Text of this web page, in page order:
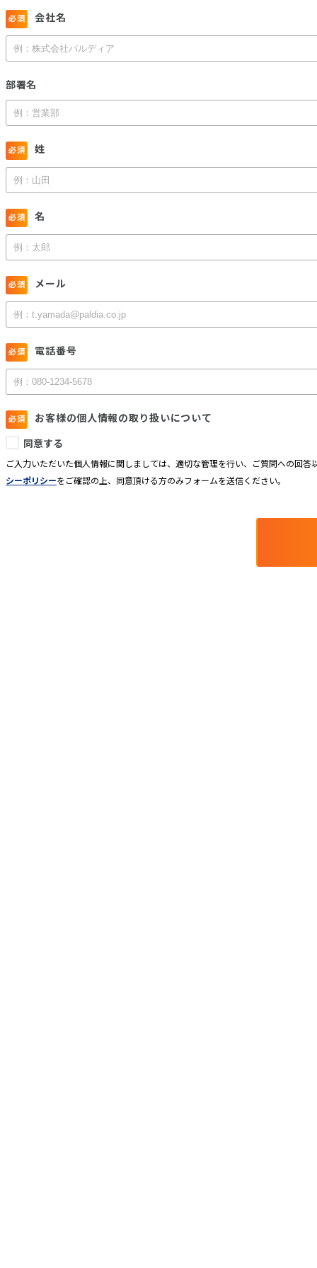
会社名
部署名
姓
名
メール
電話番号
お客様の個人情報の取り扱いについて
同意する
ご入力いただいた個人情報に関しましては、適切な管理を行い、ご質問への回
シーポリシーをご確認の上、同意頂ける方のみフォームを送信ください。